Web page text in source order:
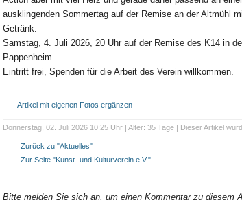
ausklingenden Sommertag auf der Remise an der Altmühl
Getränk.
Samstag, 4. Juli 2026, 20 Uhr auf der Remise des K14 in
Pappenheim.
Eintritt frei, Spenden für die Arbeit des Verein willkommen.
Artikel mit eigenen Fotos ergänzen
Donnerstag, 02. Juli 2026 10:25 Uhr | Alter: 35 Tage | Dieser Artikel
Zurück zu "Aktuelles"
Zur Seite "Kunst- und Kulturverein e.V."
Bitte melden Sie sich an, um einen Kommentar zu diesem